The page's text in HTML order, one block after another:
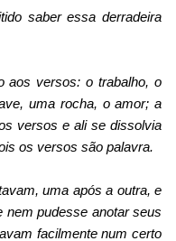
saber essa derradeira
aos versos: o trabalho, o
uma rocha, o amor; a
versos e ali se dissolvia
os versos são palavra.
uma após a outra, e
nem pudesse anotar seus
facilmente num certo